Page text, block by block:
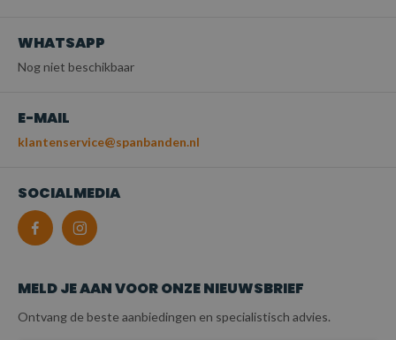
WHATSAPP
Nog niet beschikbaar
E-MAIL
klantenservice@spanbanden.nl
SOCIALMEDIA
MELD JE AAN VOOR ONZE NIEUWSBRIEF
Ontvang de beste aanbiedingen en specialistisch advies.